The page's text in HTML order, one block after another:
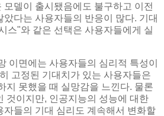
모델이 출시됐음에도 불구하고 이전
았다는 사용자들의 반응이 많다. 기대
스"와 같은 선택은 사용자들에게 실
이면에는 사용자들의 심리적 특성이
고정된 기대치가 있는 사용자들은
지 못했을 때 실망감을 느낀다. 물론
것이지만, 인공지능의 성능에 대한
자들의 기대 심리도 계속해서 변화할